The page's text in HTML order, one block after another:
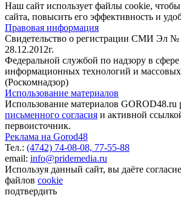
Наш сайт использует файлы cookie,
сайта, повысить его эффективность и
Правовая информация
Свидетельство о регистрации СМИ Эл
28.12.2012г.
Федеральной службой по надзору в сфере
информационных технологий и
(Роскомнадзор)
Использование материалов
Использование материалов GOROD48.ru
письменного согласия и активной
первоисточник.
Реклама на Gorod48
Тел.: (4742) 74-08-08, 77-55-88
email: info@pridemedia.ru
Используя данный сайт, вы даёте
файлов cookie
подтвердить